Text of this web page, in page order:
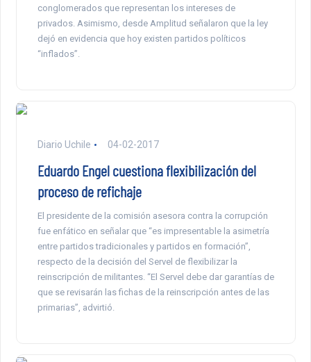
conglomerados que representan los intereses de
privados. Asimismo, desde Amplitud señalaron que la ley
dejó en evidencia que hoy existen partidos políticos
“inflados”.
Diario Uchile 04-02-2017
Eduardo Engel cuestiona flexibilización del
proceso de refichaje
El presidente de la comisión asesora contra la corrupción
fue enfático en señalar que “es impresentable la asimetría
entre partidos tradicionales y partidos en formación”,
respecto de la decisión del Servel de flexibilizar la
reinscripción de militantes. “El Servel debe dar garantías de
que se revisarán las fichas de la reinscripción antes de las
primarias”, advirtió.